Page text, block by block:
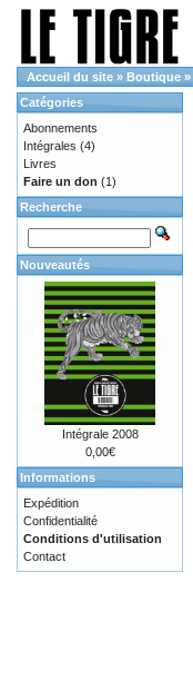
Accueil du site » Boutique »
Catégories
Abonnements
Intégrales (4)
Livres
Faire un don (1)
Recherche
Nouveautés
Intégrale 2008
0,00€
Informations
Expédition
Confidentialité
Conditions d'utilisation
Contact